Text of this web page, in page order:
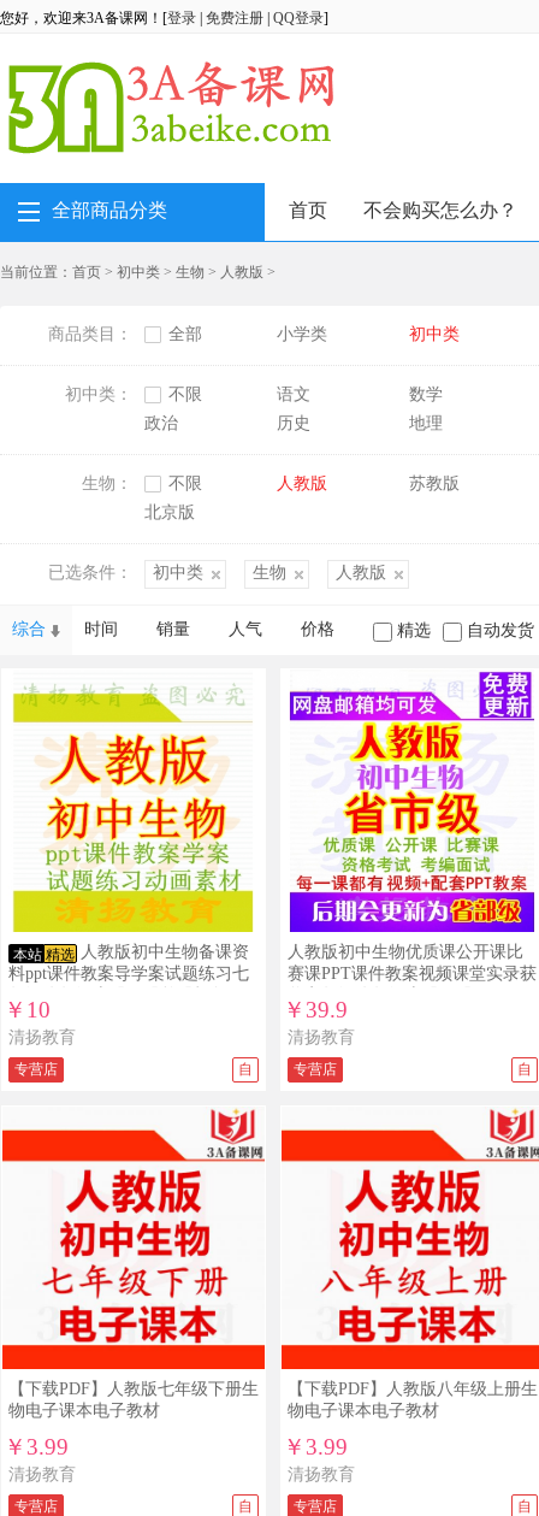
您好，欢迎来3A备课网！[登录 免费注册 QQ登录]
全部商品分类 首页 不会购买怎么办？
当前位置： 首页 > 初中类 > 生物 > 人教版 >
商品类目： 全部 小学类 初中类
初中类： 不限 语文
数学
政治
历史 地理
生物： 不限 人教版
苏教版
北京版
已选条件： 初中类 生物 人教版
综合 时间 销量 人气 价格 精选 自动发货
本站 精选 人教版初中生物备课资
料ppt课件教案导学案试题练习七
载
￥10
清扬教育
专营店 自
人教版初中生物优质课公开课比
赛课PPT课件教案视频课堂实录获
￥39.9
清扬教育
专营店 自
【下载PDF】人教版七年级下册生
物电子课本电子教材
￥3.99
清扬教育
专营店 自
【下载PDF】人教版八年级上册生
物电子课本电子教材
￥3.99
清扬教育
专营店 自